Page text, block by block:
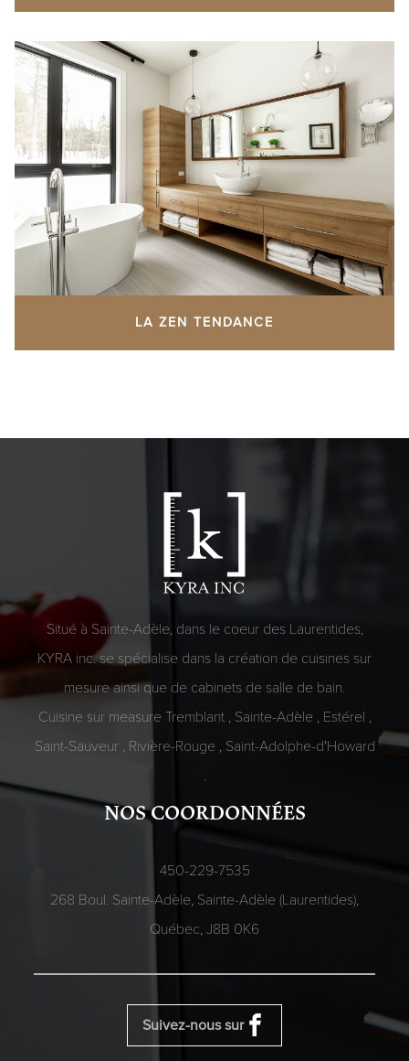
LA ZEN TENDANCE
Situé à Sainte-Adèle, dans le coeur des Laurentides,
KYRA inc. se spécialise dans la création de cuisines sur
mesure ainsi que de cabinets de salle de bain.
Cuisine sur measure Tremblant , Sainte-Adèle , Estérel ,
Saint-Sauveur , Rivière-Rouge , Saint-Adolphe-d'Howard
.
NOS COORDONNÉES
450-229-7535
268 Boul. Sainte-Adèle, Sainte-Adèle (Laurentides),
Québec, J8B 0K6
Suivez-nous sur